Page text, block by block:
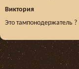
Виктория
Это тампонодержатель ?